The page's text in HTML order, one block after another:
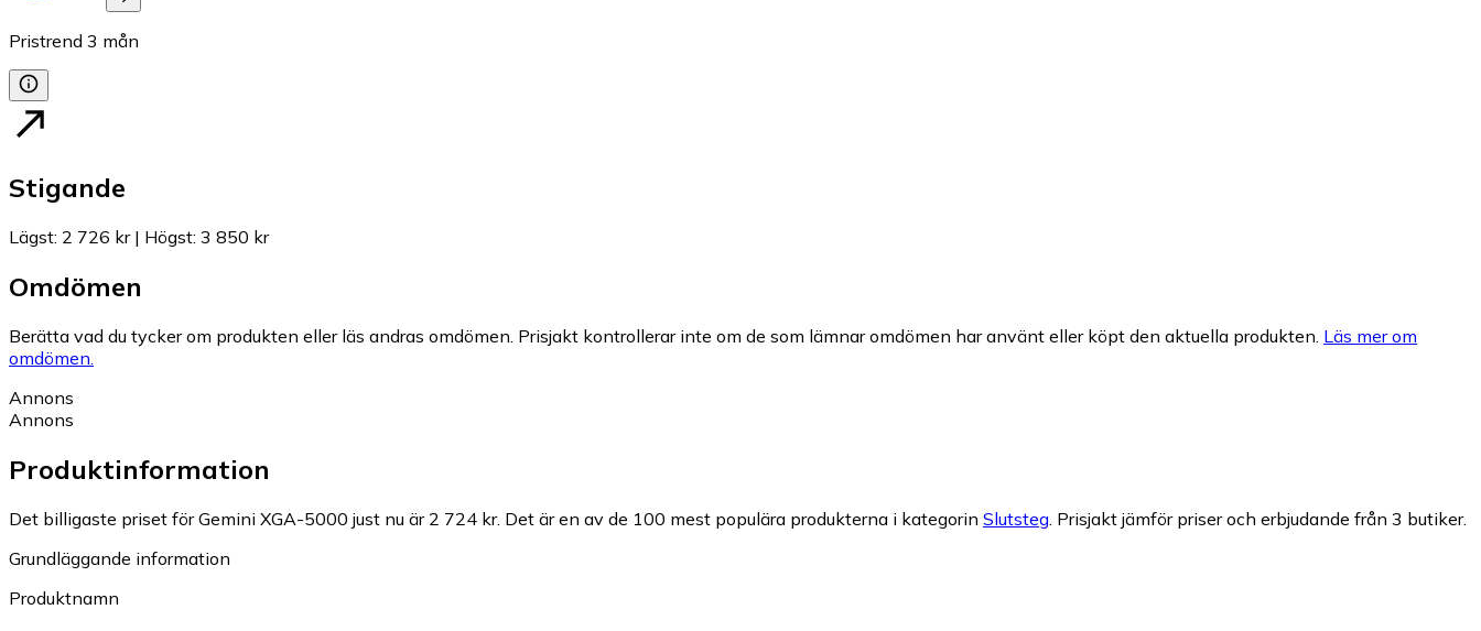
Pristrend 3 mån
Stigande
Lägst: 2 726 kr| Högst: 3 850 kr
Omdömen
Berätta vad du tycker om produkten eller läs andras omdömen. Prisjakt kontrollerar inte om de som lämnar omdömen har använt eller köpt den aktuella produkten. Läs mer om
omdömen.
Annons
Annons
Produktinformation
Det billigaste priset för Gemini XGA-5000 just nu är 2 724 kr. Det är en av de 100 mest populära produkterna i kategorin Slutsteg. Prisjakt jämför priser och erbjudande från 3 butiker.
Grundläggande information
Produktnamn